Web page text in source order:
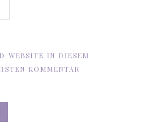
WEBSITE IN DIESEM
KOMMENTAR